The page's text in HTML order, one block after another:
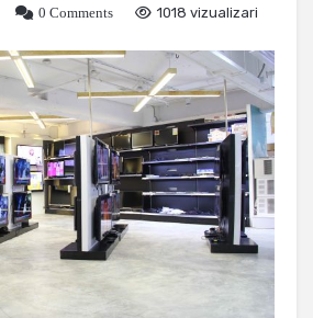
0 Comments 1018 vizualizari